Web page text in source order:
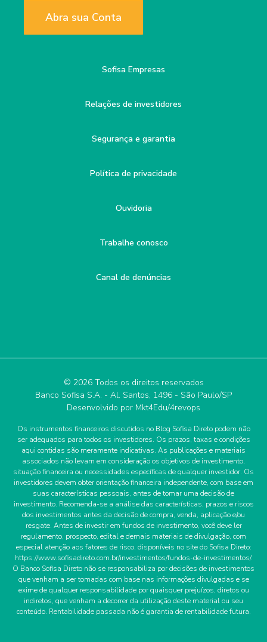
Abra sua Conta
Sofisa Empresas
Relações de investidores
Segurança e garantia
Política de privacidade
Ouvidoria
Trabalhe conosco
Canal de denúncias
© 2026 Todos os direitos reservados
Banco Sofisa S.A. - Al. Santos, 1496 - São Paulo/SP
Desenvolvido por Mkt4Edu/4revops
Os instrumentos financeiros discutidos no Blog Sofisa Direto podem não
ser adequados para todos os investidores. Os prazos, taxas e condições
aqui contidas são meramente indicativas. As publicações e materiais
associados não levam em consideração os objetivos de investimento,
situação financeira ou necessidades específicas de qualquer investidor. Os
investidores devem obter orientação financeira independente, com base em
suas características pessoais, antes de tomar uma decisão de
investimento. Recomenda-se a análise das características, prazos e riscos
dos investimentos antes da decisão de compra, venda, aplicação e/ou
resgate. Antes de investir em fundos de investimento, você deve ler
regulamento, prospecto, edital e demais materiais de divulgação, com
especial atenção aos fatores de risco, disponíveis no site do Sofisa Direto:
https://www.sofisadireto.com.br/investimentos/fundos-de-investimentos/.
O Banco Sofisa Direto não se responsabiliza por decisões de investimentos
que venham a ser tomadas com base nas informações divulgadas e se
exime de qualquer responsabilidade por quaisquer prejuízos, diretos ou
indiretos, que venham a decorrer da utilização deste material ou seu
conteúdo. Rentabilidade passada não é garantia de rentabilidade futura.